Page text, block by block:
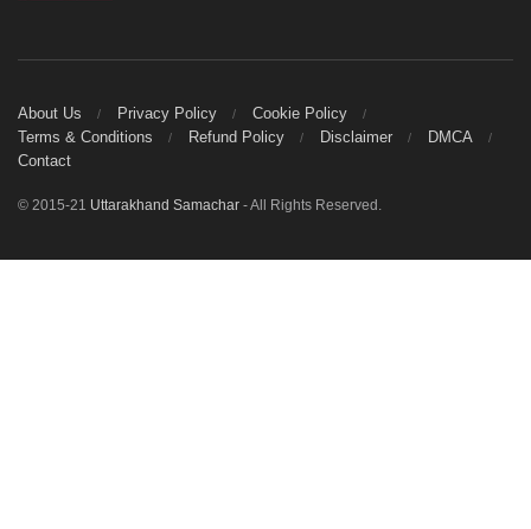
About Us Privacy Policy
Cookie Policy
Terms & Conditions
Refund Policy Disclaimer
DMCA
Contact
© 2015-21 Uttarakhand Samachar - All Rights Reserved.